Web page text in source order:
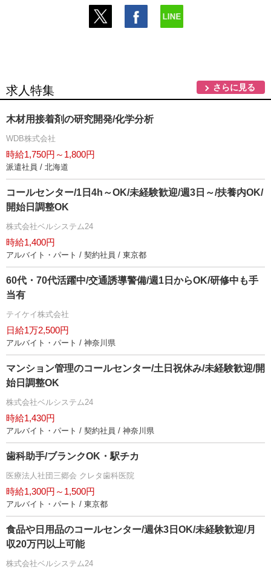
求人特集 さらに見る
木材用接着剤の研究開発/化学分析
WDB株式会社
時給1,750円～1,800円
派遣社員 / 北海道
コールセンター/1日4h～OK/未経験歓迎/週3日～/扶養内OK/
開始日調整OK
株式会社ベルシステム24
時給1,400円
アルバイト・パート / 契約社員 / 東京都
60代・70代活躍中/交通誘導警備/週1日からOK/研修中も手
当有
テイケイ株式会社
日給1万2,500円
アルバイト・パート / 神奈川県
マンション管理のコールセンター/土日祝休み/未経験歓迎/開
始日調整OK
株式会社ベルシステム24
時給1,430円
アルバイト・パート / 契約社員 / 神奈川県
歯科助手/ブランクOK・駅チカ
医療法人社団三郷会 クレタ歯科医院
時給1,300円～1,500円
アルバイト・パート / 東京都
食品や日用品のコールセンター/週休3日OK/未経験歓迎/月
収20万円以上可能
株式会社ベルシステム24